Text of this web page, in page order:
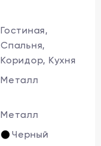
Гостиная,
Спальня,
Коридор, Кухня
Металл
Металл
Черный